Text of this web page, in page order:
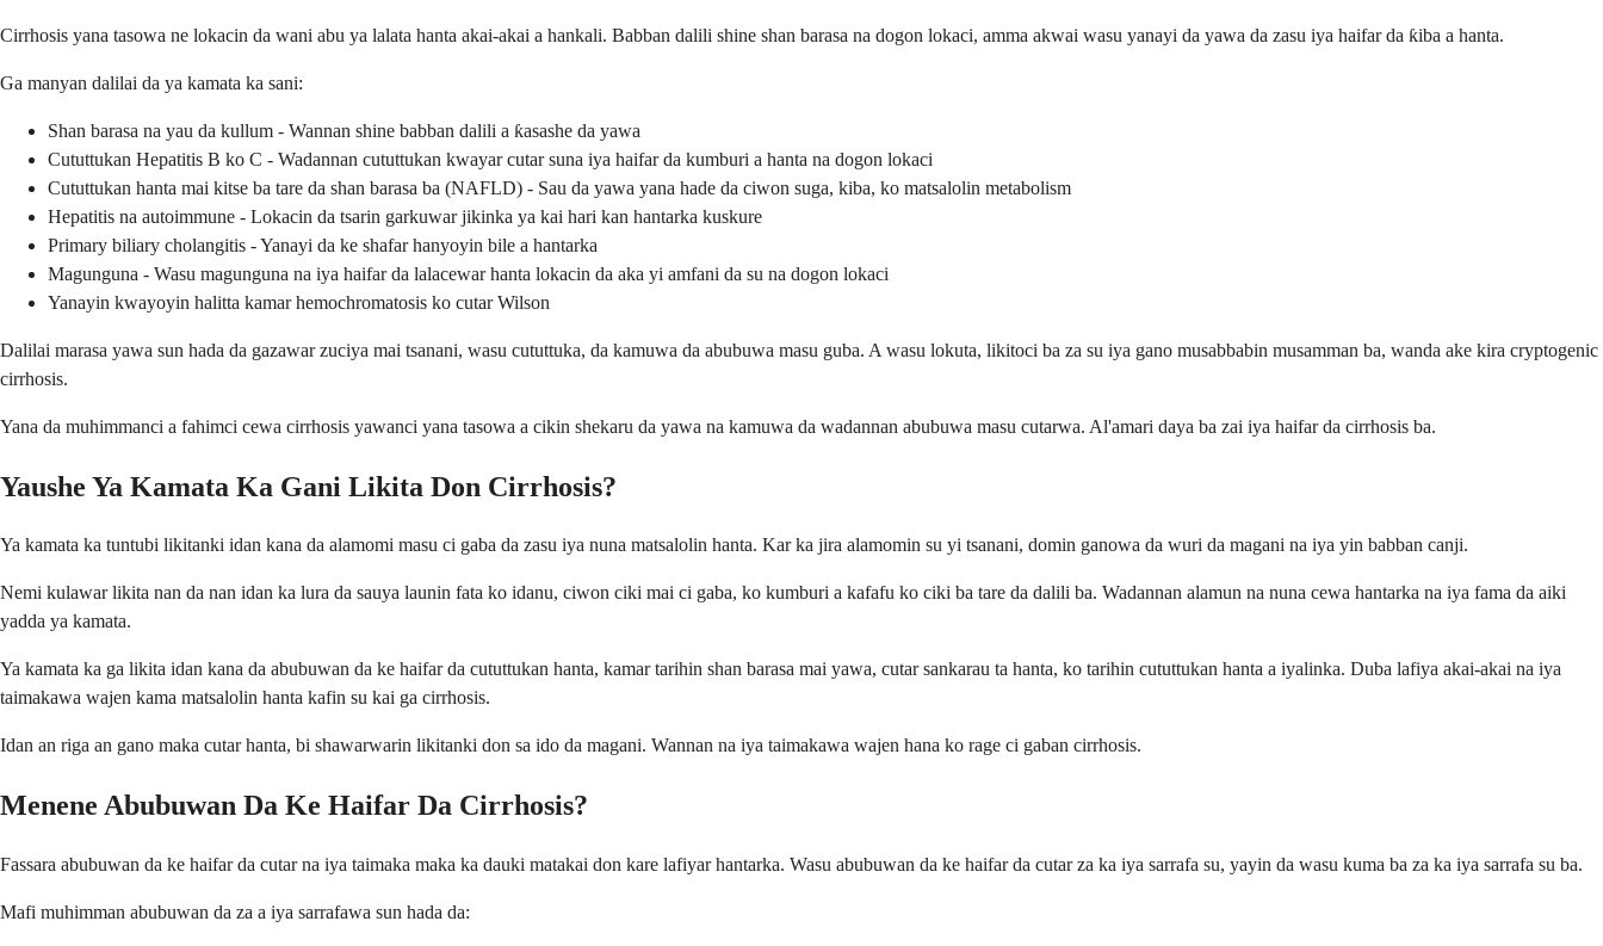
Cirrhosis yana tasowa ne lokacin da wani abu ya lalata hanta akai-akai a hankali. Babban dalili shine shan barasa na dogon lokaci, amma akwai wasu yanayi da yawa da zasu iya haifar da ƙiba a hanta.
Ga manyan dalilai da ya kamata ka sani:
Shan barasa na yau da kullum - Wannan shine babban dalili a ƙasashe da yawa
Cututtukan Hepatitis B ko C - Wadannan cututtukan kwayar cutar suna iya haifar da kumburi a hanta na dogon lokaci
Cututtukan hanta mai kitse ba tare da shan barasa ba (NAFLD) - Sau da yawa yana hade da ciwon suga, kiba, ko matsalolin metabolism
Hepatitis na autoimmune - Lokacin da tsarin garkuwar jikinka ya kai hari kan hantarka kuskure
Primary biliary cholangitis - Yanayi da ke shafar hanyoyin bile a hantarka
Magunguna - Wasu magunguna na iya haifar da lalacewar hanta lokacin da aka yi amfani da su na dogon lokaci
Yanayin kwayoyin halitta kamar hemochromatosis ko cutar Wilson
Dalilai marasa yawa sun hada da gazawar zuciya mai tsanani, wasu cututtuka, da kamuwa da abubuwa masu guba. A wasu lokuta, likitoci ba za su iya gano musabbabin musamman ba, wanda ake kira cryptogenic
cirrhosis.
Yana da muhimmanci a fahimci cewa cirrhosis yawanci yana tasowa a cikin shekaru da yawa na kamuwa da wadannan abubuwa masu cutarwa. Al'amari daya ba zai iya haifar da cirrhosis ba.
Yaushe Ya Kamata Ka Gani Likita Don Cirrhosis?
Ya kamata ka tuntubi likitanki idan kana da alamomi masu ci gaba da zasu iya nuna matsalolin hanta. Kar ka jira alamomin su yi tsanani, domin ganowa da wuri da magani na iya yin babban canji.
Nemi kulawar likita nan da nan idan ka lura da sauya launin fata ko idanu, ciwon ciki mai ci gaba, ko kumburi a kafafu ko ciki ba tare da dalili ba. Wadannan alamun na nuna cewa hantarka na iya fama da aiki
yadda ya kamata.
Ya kamata ka ga likita idan kana da abubuwan da ke haifar da cututtukan hanta, kamar tarihin shan barasa mai yawa, cutar sankarau ta hanta, ko tarihin cututtukan hanta a iyalinka. Duba lafiya akai-akai na iya
taimakawa wajen kama matsalolin hanta kafin su kai ga cirrhosis.
Idan an riga an gano maka cutar hanta, bi shawarwarin likitanki don sa ido da magani. Wannan na iya taimakawa wajen hana ko rage ci gaban cirrhosis.
Menene Abubuwan Da Ke Haifar Da Cirrhosis?
Fassara abubuwan da ke haifar da cutar na iya taimaka maka ka dauki matakai don kare lafiyar hantarka. Wasu abubuwan da ke haifar da cutar za ka iya sarrafa su, yayin da wasu kuma ba za ka iya sarrafa su ba.
Mafi muhimman abubuwan da za a iya sarrafawa sun hada da: